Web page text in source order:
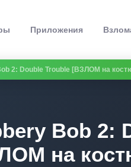
Приложения
2: Double Trouble [ВЗЛОМ на
Bob 2:
на